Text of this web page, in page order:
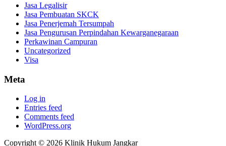
Jasa Legalisir
Jasa Pembuatan SKCK
Jasa Penerjemah Tersumpah
Jasa Pengurusan Perpindahan Kewarganegaraan
Perkawinan Campuran
Uncategorized
Visa
Meta
Log in
Entries feed
Comments feed
WordPress.org
Copyright © 2026 Klinik Hukum Jangkar